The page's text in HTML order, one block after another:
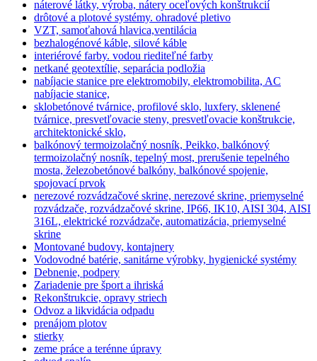
náterové látky, výroba, nátery oceľových konštrukcií
drôtové a plotové systémy. ohradové pletivo
VZT, samoťahová hlavica,ventilácia
bezhalogénové káble, silové káble
interiérové farby. vodou riediteľné farby
netkané geotextílie, separácia podložia
nabíjacie stanice pre elektromobily, elektromobilita, AC
nabíjacie stanice,
sklobetónové tvárnice, profilové sklo, luxfery, sklenené
tvárnice, presvetľovacie steny, presvetľovacie konštrukcie,
architektonické sklo,
balkónový termoizolačný nosník, Peikko, balkónový
termoizolačný nosník, tepelný most, prerušenie tepelného
mosta, železobetónové balkóny, balkónové spojenie,
spojovací prvok
nerezové rozvádzačové skrine, nerezové skrine, priemyselné
rozvádzače, rozvádzačové skrine, IP66, IK10, AISI 304, AISI
316L, elektrické rozvádzače, automatizácia, priemyselné
skrine
Montované budovy, kontajnery
Vodovodné batérie, sanitárne výrobky, hygienické systémy
Debnenie, podpery
Zariadenie pre šport a ihriská
Rekonštrukcie, opravy striech
Odvoz a likvidácia odpadu
prenájom plotov
stierky
zeme práce a terénne úpravy